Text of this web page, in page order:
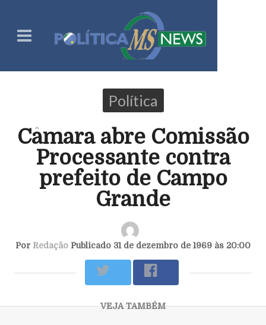
Política
Câmara abre Comissão
Processante contra
prefeito de Campo
Grande
Por Redação Publicado 31 de dezembro de 1969 às 20:00